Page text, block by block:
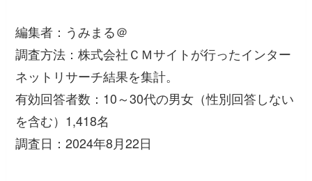
編集者：うみまる＠
調査方法：株式会社ＣＭサイトが行ったインター
ネットリサーチ結果を集計。
有効回答者数：10～30代の男女（性別回答しない
を含む）1,418名
調査日：2024年8月22日